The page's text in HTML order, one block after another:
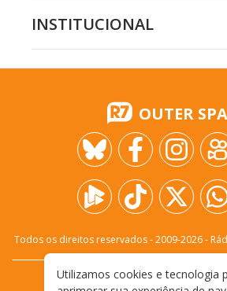
INSTITUCIONAL
OUTER
Todos os direitos reservados - 2009-2026-
FALE CONOSCO
Utilizamos cookies e tecnologia